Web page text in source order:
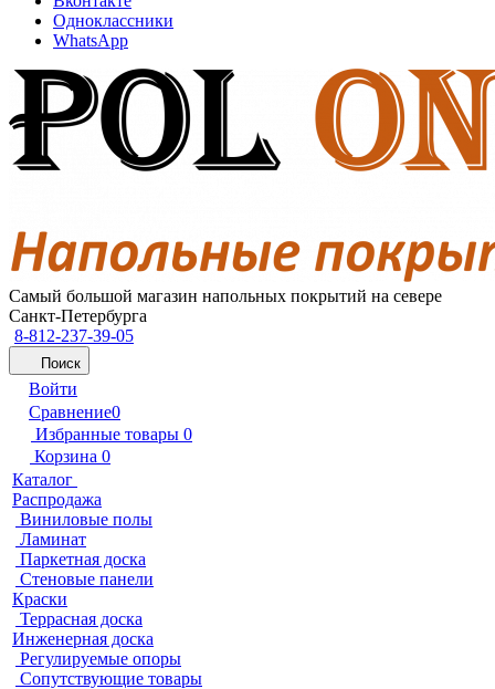
Одноклассники
WhatsApp
Самый большой магазин напольных покрытий на севере
Санкт-Петербурга
8-812-237-39-05
Поиск
Войти
Сравнение0
Избранные товары 0
Корзина 0
Каталог
Распродажа
Виниловые полы
Ламинат
Паркетная доска
Стеновые панели
Краски
Террасная доска
Инженерная доска
Регулируемые опоры
Сопутствующие товары